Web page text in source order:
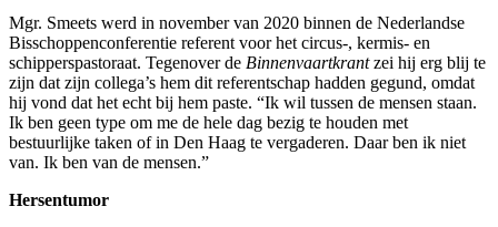
Mgr. Smeets werd in november van 2020 binnen de Nederlandse
Bisschoppenconferentie referent voor het circus-, kermis- en
schipperspastoraat. Tegenover de Binnenvaartkrantzei hij erg blij te
zijn dat zijn collega’s hem dit referentschap hadden gegund, omdat
hij vond dat het echt bij hem paste. “Ik wil tussen de mensen staan.
Ik ben geen type om me de hele dag bezig te houden met
bestuurlijke taken of in Den Haag te vergaderen. Daar ben ik niet
van. Ik ben van de mensen.”
Hersentumor